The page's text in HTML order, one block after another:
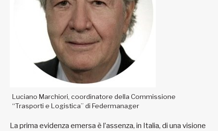
Luciano Marchiori, coordinatore della Commissione
“Trasporti e Logistica” di Federmanager
La prima evidenza emersa è l’assenza, in Italia, di una visione